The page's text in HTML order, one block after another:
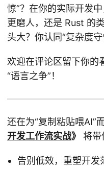
惊”？在你的实际开发
更磨人，还是 Rust 的
头大？你认同“复杂度守
欢迎在评论区留下你的
“语言之争”！
还在为“复制粘贴喂AI”
开发工作流实战》 将带
告别低效，重塑开发